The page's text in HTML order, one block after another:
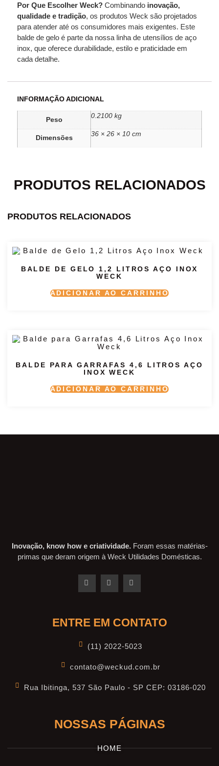
Por Que Escolher Weck? Combinando inovação,
qualidade e tradição, os produtos Weck são projetados
para atender até os consumidores mais exigentes. Este
balde de gelo é parte da nossa linha de utensílios de aço
inox, que oferece durabilidade, estilo e praticidade em
cada detalhe.
INFORMAÇÃO ADICIONAL
Peso
0.2100 kg
Dimensões
36 × 26 × 10 cm
PRODUTOS RELACIONADOS
PRODUTOS RELACIONADOS
BALDE DE GELO 1,2 LITROS AÇO INOX
WECK
ADICIONAR AO CARRINHO
BALDE PARA GARRAFAS 4,6 LITROS AÇO
INOX WECK
ADICIONAR AO CARRINHO
Inovação, know how e criatividade. Foram essas matérias-
primas que deram origem à Weck Utilidades Domésticas.
ENTRE EM CONTATO
(11) 2022-5023
contato@weckud.com.br
Rua Ibitinga, 537 São Paulo - SP CEP: 03186-020
NOSSAS PÁGINAS
HOME